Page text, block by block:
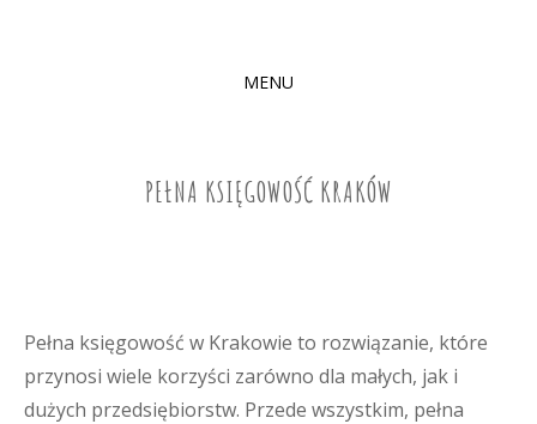
MENU
PEŁNA KSIĘGOWOŚĆ KRAKÓW
Pełna księgowość w Krakowie to rozwiązanie, które
przynosi wiele korzyści zarówno dla małych, jak i
dużych przedsiębiorstw. Przede wszystkim, pełna